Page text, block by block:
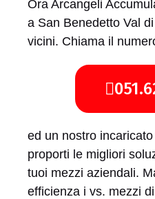
Ora Arcangeli
a San Benedetto Val
vicini. Chiama il
ed un nostro
proporti le migliori
tuoi mezzi aziendali.
efficienza i vs. mezzi